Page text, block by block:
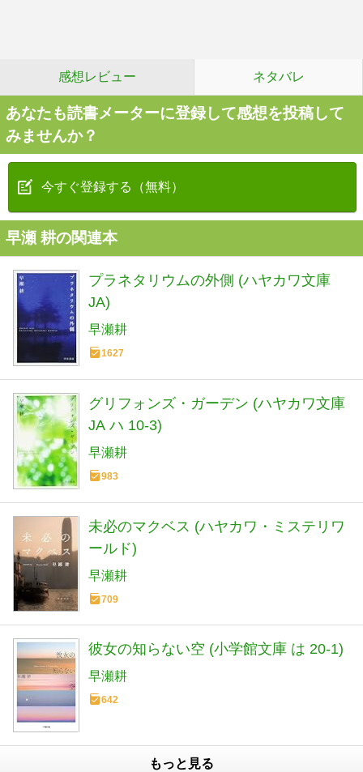
感想レビュー ネタバレ
あなたも読書メーターに登録して感想を投稿して
みませんか？
今すぐ登録する（無料）
早瀬 耕の関連本
プラネタリウムの外側 (ハヤカワ文庫
JA)
早瀬耕
1627
グリフォンズ・ガーデン (ハヤカワ文庫
JA ハ 10-3)
早瀬耕
983
未必のマクベス (ハヤカワ・ミステリワ
ールド)
早瀬耕
709
彼女の知らない空 (小学館文庫 は 20-1)
早瀬耕
642
もっと見る